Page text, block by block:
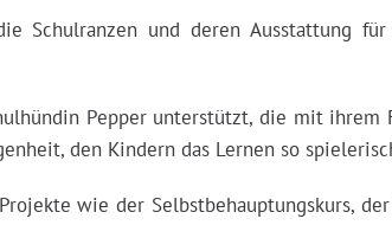
Schulranzen und deren Ausstattung
Pepper unterstützt, die mit
den Kindern das Lernen so
wie der Selbstbehauptungskurs,